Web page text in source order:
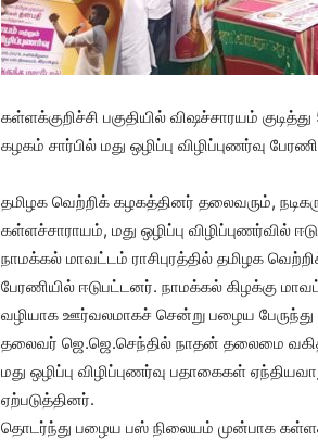
கள்ளக்குறிச்சி பகுதியில் விஷச்சாரயம்
கழகம் சார்பில் மது ஒழிப்பு விழிப்புணர்வு
தமிழக வெற்றிக் கழகத்தினர் தலைவரும்,
கள்ளச்சாராயம், மது ஒழிப்பு விழிப்புணர்வில்
நாமக்கல் மாவட்டம் ராசிபுரத்தில் தமிழக
பேரணியில் ஈடுபட்டனர். நாமக்கல் கிழக்கு
வழியாக ஊர்வலமாகச் சென்று பழைய
தலைவர் ஜெ.ஜெ.செந்தில் நாதன் தலைமை
மது ஒழிப்பு விழிப்புணர்வு பதாகைகள்
ஏற்படுத்தினர்.
தொடர்ந்து பழைய பஸ் நிலையம் முன்பாக